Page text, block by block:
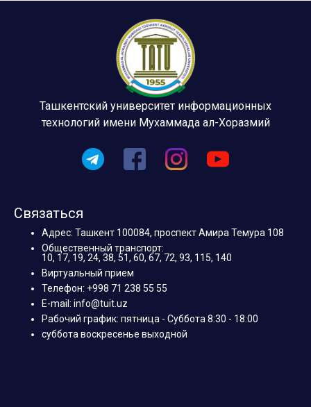
Ташкентский университет информационных
технологий имени Мухаммада ал-Хоразмий
Связаться
Адрес: Ташкент 100084, проспект Амира Темура 108
Общественный транспорт:
10, 17, 19, 24, 38, 51, 60, 67, 72, 93, 115, 140
Виртуальный прием
Телефон: +998 71 238 55 55
E-mail: info@tuit.uz
Рабочий график: пятница - Суббота 8:30 - 18:00
суббота воскресенье выходной